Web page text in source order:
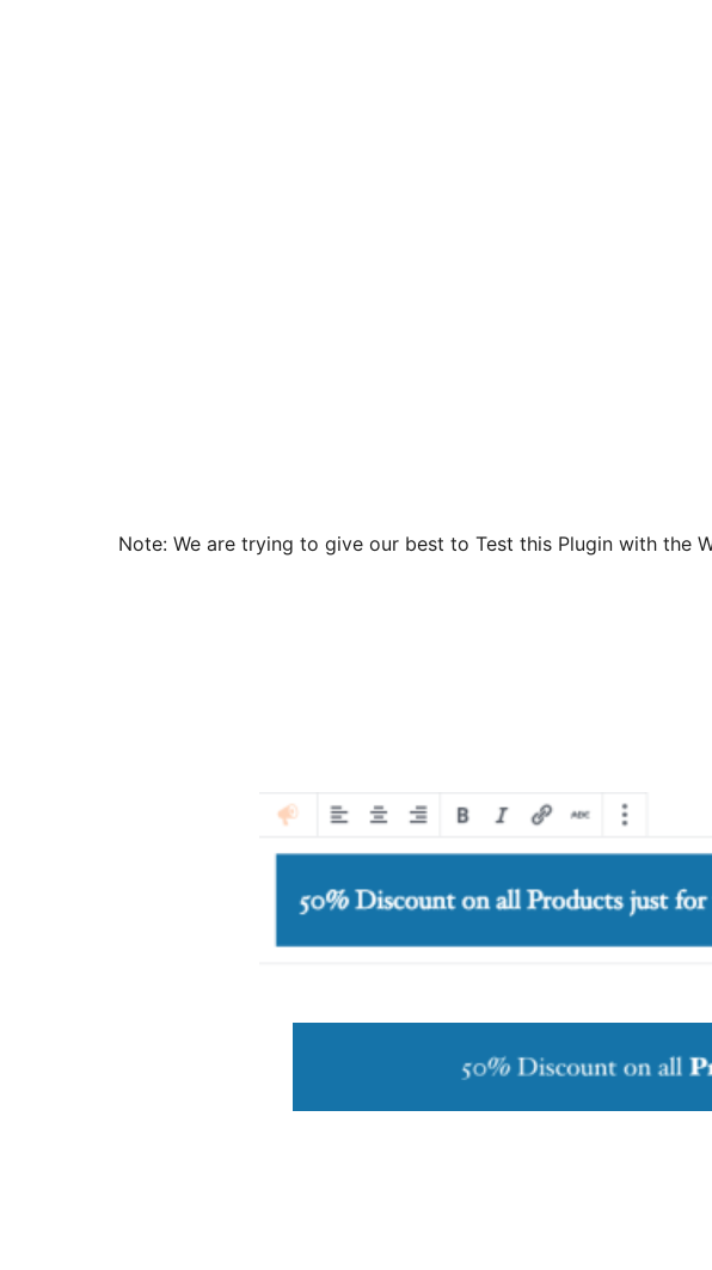
Note: We are trying to give our best to Test this Plugin with the